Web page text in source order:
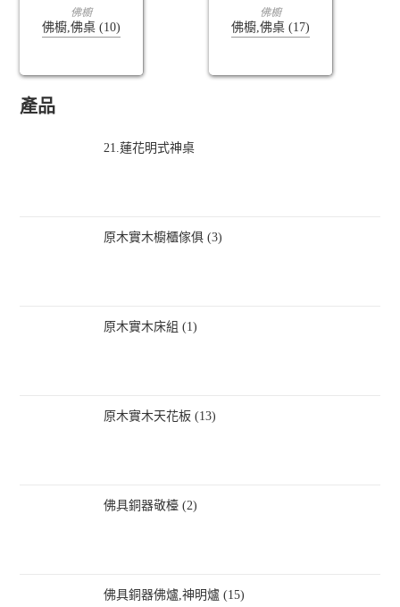
查看內容
佛櫥
佛櫥,佛桌 (10)
查看內容
佛櫥
佛櫥,佛桌 (17)
產品
21.蓮花明式神桌
原木實木櫥櫃傢俱 (3)
原木實木床組 (1)
原木實木天花板 (13)
佛具銅器敬檯 (2)
佛具銅器佛爐,神明爐 (15)